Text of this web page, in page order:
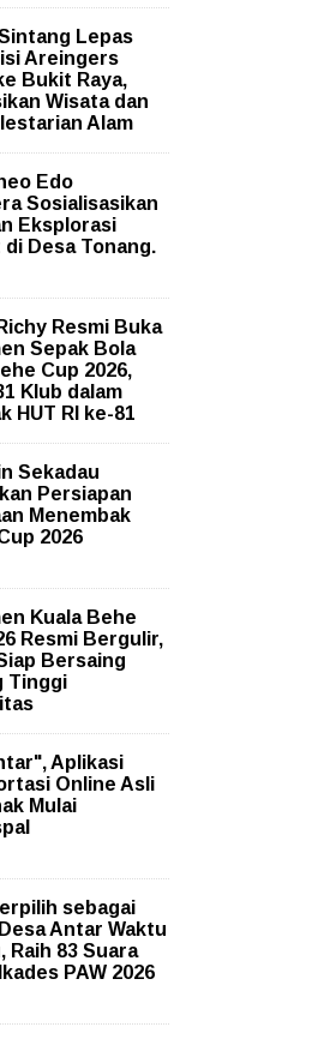
Lepas
Areingers
Bukit Raya,
Wisata dan
Alam
Edo
Sosialisasikan
Eksplorasi
di Desa Tonang.
Resmi Buka
Sepak Bola
Cup 2026,
Klub dalam
HUT RI ke-81
Sekadau
Persiapan
Menembak
2026
Kuala Behe
Resmi Bergulir,
Bersaing
Tinggi
Aplikasi
Online Asli
Mulai
sebagai
Antar Waktu
Raih 83 Suara
PAW 2026